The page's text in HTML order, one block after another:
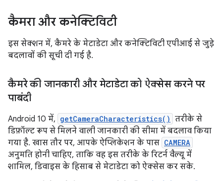
कैमरा और कनेक्टिविटी
इस सेक्शन में, कैमरे के मेटाडेटा और कनेक्टिविटी एपीआई से जुड़े
बदलावों की सूची दी गई है.
कैमरे की जानकारी और मेटाडेटा को ऐक्सेस करने पर
पाबंदी
Android 10 में, getCameraCharacteristics() तरीके से
डिफ़ॉल्ट रूप से मिलने वाली जानकारी की सीमा में बदलाव किया
गया है. खास तौर पर, आपके ऐप्लिकेशन के पास CAMERA
अनुमति होनी चाहिए, ताकि वह इस तरीके के रिटर्न वैल्यू में
शामिल, डिवाइस के हिसाब से मेटाडेटा को ऐक्सेस कर सके.